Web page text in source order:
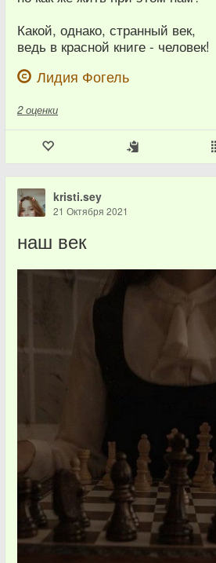
Какой, однако, странный век,
ведь в красной книге - человек!
Лидия Фогель
2 оценки
kristi.sey
21 Октября 2021
наш век